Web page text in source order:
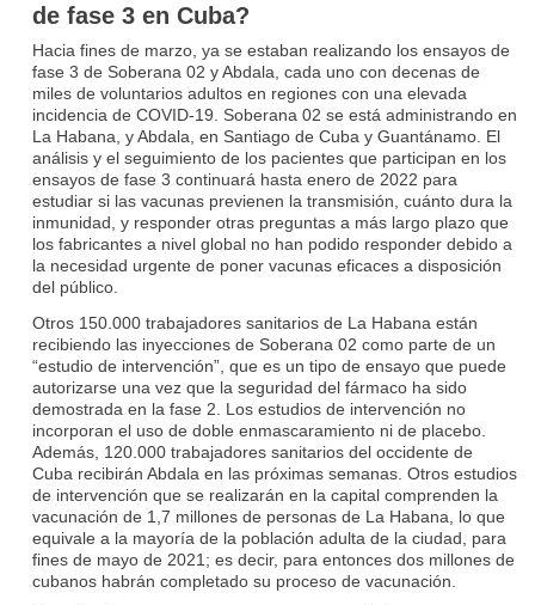
de fase 3 en Cuba?
Hacia fines de marzo, ya se estaban realizando los ensayos de
fase 3 de Soberana 02 y Abdala, cada uno con decenas de
miles de voluntarios adultos en regiones con una elevada
incidencia de COVID‑19. Soberana 02 se está administrando en
La Habana, y Abdala, en Santiago de Cuba y Guantánamo. El
análisis y el seguimiento de los pacientes que participan en los
ensayos de fase 3 continuará hasta enero de 2022 para
estudiar si las vacunas previenen la transmisión, cuánto dura la
inmunidad, y responder otras preguntas a más largo plazo que
los fabricantes a nivel global no han podido responder debido a
la necesidad urgente de poner vacunas eficaces a disposición
del público.
Otros 150.000 trabajadores sanitarios de La Habana están
recibiendo las inyecciones de Soberana 02 como parte de un
“estudio de intervención”, que es un tipo de ensayo que puede
autorizarse una vez que la seguridad del fármaco ha sido
demostrada en la fase 2. Los estudios de intervención no
incorporan el uso de doble enmascaramiento ni de placebo.
Además, 120.000 trabajadores sanitarios del occidente de
Cuba recibirán Abdala en las próximas semanas. Otros estudios
de intervención que se realizarán en la capital comprenden la
vacunación de 1,7 millones de personas de La Habana, lo que
equivale a la mayoría de la población adulta de la ciudad, para
fines de mayo de 2021; es decir, para entonces dos millones de
cubanos habrán completado su proceso de vacunación.